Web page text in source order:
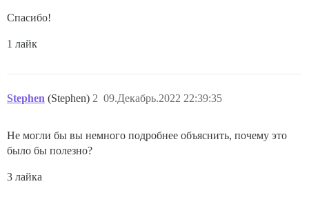
Спасибо!
1 лайк
Stephen (Stephen) 09.Декабрь.2022 22:39:35
2
Не могли бы вы немного подробнее объяснить, почему это
было бы полезно?
3 лайка